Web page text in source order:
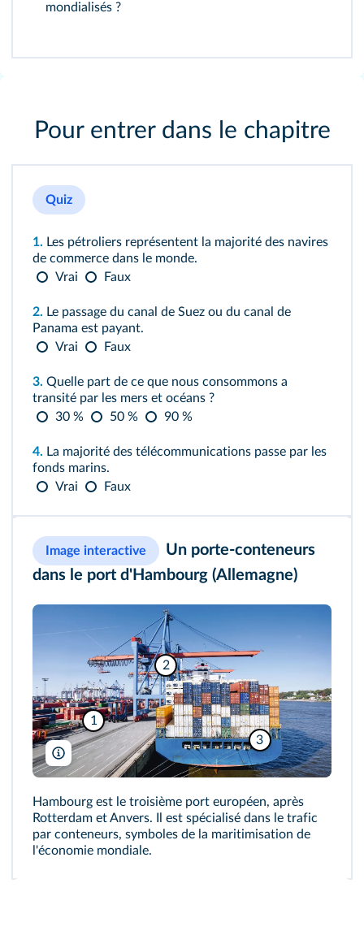
mondialisés ?
Pour entrer dans le chapitre
Quiz
1. Les pétroliers représentent la majorité des navires
de commerce dans le monde.
Vrai
Faux
2. Le passage du canal de Suez ou du canal de
Panama est payant.
Vrai
Faux
3. Quelle part de ce que nous consommons a
transité par les mers et océans ?
30 %
50 % 90 %
4. La majorité des télécommunications passe par les
fonds marins.
Vrai
Faux
Image interactive
Un porte‑conteneurs
dans le port d'Hambourg (Allemagne)
1
2
3
Jorg Greuel/Getty
Hambourg est le troisième port européen, après
Rotterdam et Anvers. Il est spécialisé dans le trafic
par conteneurs, symboles de la maritimisation de
l'économie mondiale.